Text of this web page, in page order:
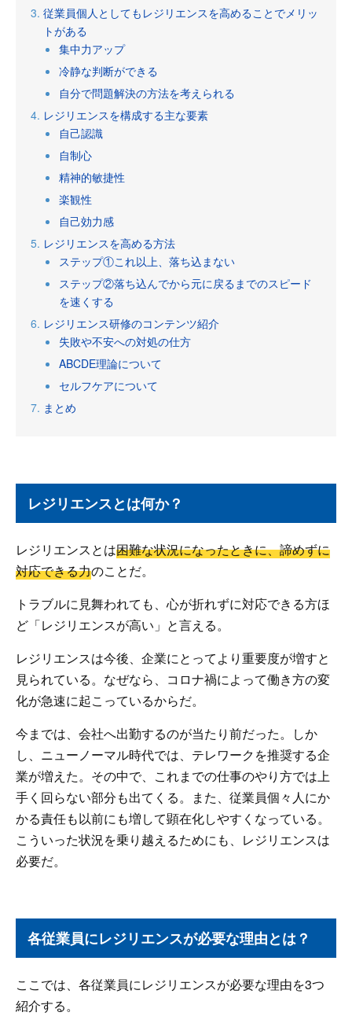
従業員個人としてもレジリエンスを高めることでメリッ
トがある
集中力アップ
冷静な判断ができる
自分で問題解決の方法を考えられる
レジリエンスを構成する主な要素
自己認識
自制心
精神的敏捷性
楽観性
自己効力感
レジリエンスを高める方法
ステップ①これ以上、落ち込まない
ステップ②落ち込んでから元に戻るまでのスピード
を速くする
レジリエンス研修のコンテンツ紹介
失敗や不安への対処の仕方
ABCDE理論について
セルフケアについて
まとめ
レジリエンスとは何か？
レジリエンスとは困難な状況になったときに、諦めずに
対応できる力のことだ。
トラブルに見舞われても、心が折れずに対応できる方ほ
ど「レジリエンスが高い」と言える。
レジリエンスは今後、企業にとってより重要度が増すと
見られている。なぜなら、コロナ禍によって働き方の変
化が急速に起こっているからだ。
今までは、会社へ出勤するのが当たり前だった。しか
し、ニューノーマル時代では、テレワークを推奨する企
業が増えた。その中で、これまでの仕事のやり方では上
手く回らない部分も出てくる。また、従業員個々人にか
かる責任も以前にも増して顕在化しやすくなっている。
こういった状況を乗り越えるためにも、レジリエンスは
必要だ。
各従業員にレジリエンスが必要な理由とは？
ここでは、各従業員にレジリエンスが必要な理由を3つ
紹介する。